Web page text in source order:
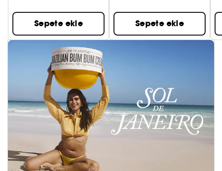
Sepete ekle Sepete ekle